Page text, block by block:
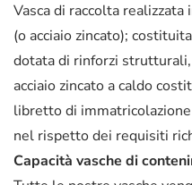
Vasca di raccolta
(o acciaio zincato);
dotata di rinforzi
acciaio zincato a caldo
libretto di
nel rispetto dei requisiti
Capacità vasche di